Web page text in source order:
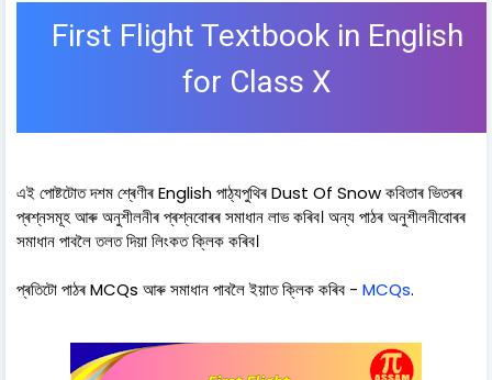
First Flight Textbook in English
for Class X
এই পোষ্টটোত দশম শ্ৰেণীৰ English পাঠ্যপুথিৰ Dust Of Snow কবিতাৰ ভিতৰৰ
প্ৰশ্নসমূহ আৰু অনুশীলনীৰ প্ৰশ্নবোৰৰ সমাধান লাভ কৰিব। অন্য পাঠৰ অনুশীলনীবোৰৰ
সমাধান পাবলৈ তলত দিয়া লিংকত ক্লিক কৰিব।
প্ৰতিটো পাঠৰ MCQs আৰু সমাধান পাবলৈ ইয়াত ক্লিক কৰিব - MCQs.